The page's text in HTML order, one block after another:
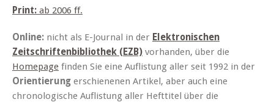
Print: ab 2006 ff.
Online: nicht als E-Journal in der Elektronischen
Zeitschriftenbibliothek (EZB) vorhanden, über die
Homepage finden Sie eine Auflistung aller seit 1992 in der
Orientierung erschienenen Artikel, aber auch eine
chronologische Auflistung aller Hefttitel über die